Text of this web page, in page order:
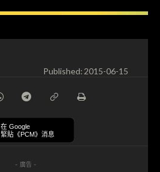
Published:2015-06-15
在 Google
緊貼《PCM》消息
- 廣告 -